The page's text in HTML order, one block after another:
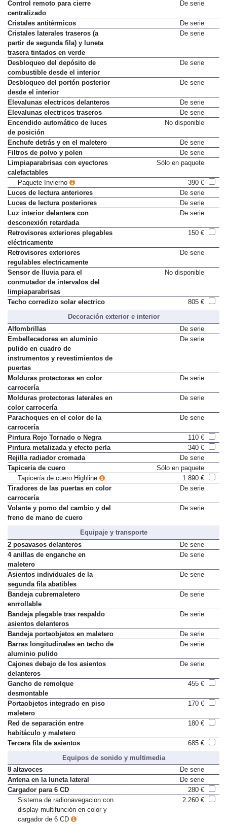
Control remoto para cierre
centralizado
De serie
Cristales antitérmicos
De serie
Cristales laterales traseros (a
partir de segunda fila) y luneta
trasera tintados en verde
De serie
Desbloqueo del depósito de
combustible desde el interior
De serie
Desbloqueo del portón posterior
desde el interior
De serie
Elevalunas electricos delanteros
De serie
Elevalunas electricos traseros
De serie
Encendido automático de luces
de posición
No disponible
Enchufe detrás y en el maletero
De serie
Filtros de polvo y polen
De serie
Limpiaparabrisas con eyectores
calefactables
Sólo en paquete
Paquete Invierno
390 €
Luces de lectura anteriores
De serie
Luces de lectura posteriores
De serie
Luz interior delantera con
desconexión retardada
De serie
Retrovisores exteriores plegables
eléctricamente
150 €
Retrovisores exteriores
regulables electricamente
De serie
Sensor de lluvia para el
conmutador de intervalos del
limpiaparabrisas
No disponible
Techo corredizo solar electrico
805 €
Decoración exterior e interior
Alfombrillas
De serie
Embellecedores en aluminio
pulido en cuadro de
instrumentos y revestimientos de
puertas
De serie
Molduras protectoras en color
carrocería
De serie
Molduras protectoras laterales en
color carrocería
De serie
Parachoques en el color de la
carrocería
De serie
Pintura Rojo Tornado o Negra
110 €
Pintura metalizada y efecto perla
340 €
Rejilla radiador cromada
De serie
Tapiceria de cuero
Sólo en paquete
Tapicería de cuero Highline
1.890 €
Tiradores de las puertas en color
carrocería
De serie
Volante y pomo del cambio y del
freno de mano de cuero
De serie
Equipaje y transporte
2 posavasos delanteros
De serie
4 anillas de enganche en
maletero
De serie
Asientos individuales de la
segunda fila abatibles
De serie
Bandeja cubremaletero
enrrollable
De serie
Bandeja plegable tras respaldo
asientos delanteros
De serie
Bandeja portaobjetos en maletero
De serie
Barras longitudinales en techo de
aluminio pulido
De serie
Cajones debajo de los asientos
delanteros
De serie
Gancho de remolque
desmontable
455 €
Portaobjetos integrado en piso
maletero
170 €
Red de separación entre
habitáculo y maletero
180 €
Tercera fila de asientos
685 €
Equipos de sonido y multimedia
8 altavoces
De serie
Antena en la luneta lateral
De serie
Cargador para 6 CD
280 €
Sistema de radionavegacion con
display multifunción en color y
cargador de 6 CD
2.260 €